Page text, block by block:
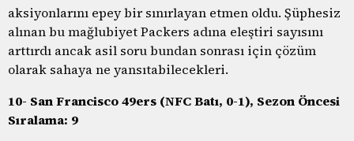
aksiyonlarını epey bir sınırlayan etmen oldu. Şüphesiz
alınan bu mağlubiyet Packers adına eleştiri sayısını
arttırdı ancak asil soru bundan sonrası için çözüm
olarak sahaya ne yansıtabilecekleri.
10- San Francisco 49ers (NFC Batı, 0-1), Sezon Öncesi
Sıralama: 9